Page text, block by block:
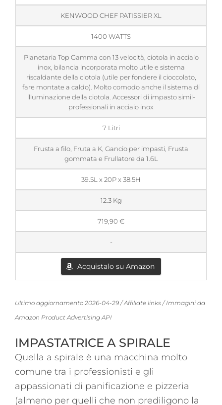
KENWOOD CHEF PATISSIER XL
1400 WATTS
Planetaria Top Gamma con 13 velocità, ciotola in acciaio
inox, bilancia incorporata molto utile e sistema
riscaldante della ciotola (utile per fondere il cioccolato,
fare montate a caldo). Molto comodo anche il sistema di
illuminazione della ciotola. Accessori di impasto simil-
professionali in acciaio inox
7 Litri
Frusta a filo, Fruta a K, Gancio per impasti, Frusta
gommata e Frullatore da 1.6L
39.5L x 20P x 38.5H
12.3 Kg
719,90 €
-
Acquistalo su Amazon
Ultimo aggiornamento 2026-04-29 / Affiliate links / Immagini da
Amazon Product Advertising API
IMPASTATRICE A SPIRALE
Quella a spirale è una macchina molto
comune tra i professionisti e gli
appassionati di panificazione e pizzeria
(almeno per quelli che non prediligono la